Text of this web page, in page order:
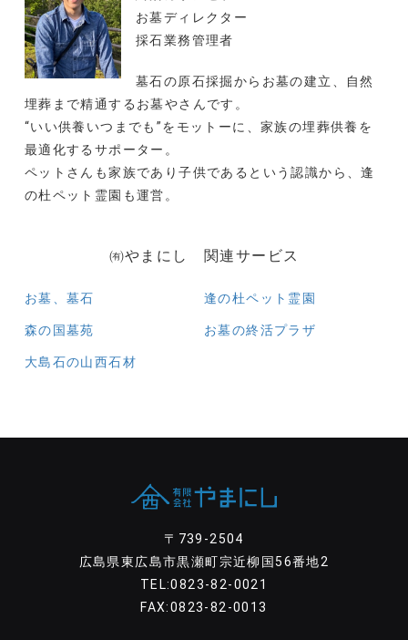
お墓ディレクター
採石業務管理者
墓石の原石採掘からお墓の建立、自然
埋葬まで精通するお墓やさんです。
“いい供養いつまでも”をモットーに、家族の埋葬供養を
最適化するサポーター。
ペットさんも家族であり子供であるという認識から、逢
の杜ペット霊園も運営。
㈲やまにし 関連サービス
お墓、墓石 逢の杜ペット霊園
森の国墓苑 お墓の終活プラザ
大島石の山西石材
〒739-2504
広島県東広島市黒瀬町宗近柳国56番地2
TEL:0823-82-0021
FAX:0823-82-0013